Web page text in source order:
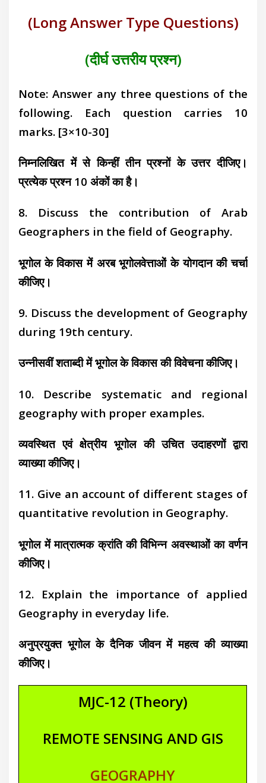
(Long Answer Type Questions)
(दीर्घ उत्तरीय प्रश्न)
Note: Answer any three questions of the
following. Each question carries 10
marks. [3×10-30]
निम्नलिखित में से किन्हीं तीन प्रश्नों के उत्तर दीजिए।
प्रत्येक प्रश्न 10 अंकों का है।
8. Discuss the contribution of Arab
Geographers in the field of Geography.
भूगोल के विकास में अरब भूगोलवेत्ताओं के योगदान की चर्चा
कीजिए।
9. Discuss the development of Geography
during 19th century.
उन्नीसवीं शताब्दी में भूगोल के विकास की विवेचना कीजिए।
10. Describe systematic and regional
geography with proper examples.
व्यवस्थित एवं क्षेत्रीय भूगोल की उचित उदाहरणों द्वारा
व्याख्या कीजिए।
11. Give an account of different stages of
quantitative revolution in Geography.
भूगोल में मात्रात्मक क्रांति की विभिन्न अवस्थाओं का वर्णन
कीजिए।
12. Explain the importance of applied
Geography in everyday life.
अनुप्रयुक्त भूगोल के दैनिक जीवन में महत्व की व्याख्या
कीजिए।
MJC-12 (Theory)
REMOTE SENSING AND GIS
GEOGRAPHY